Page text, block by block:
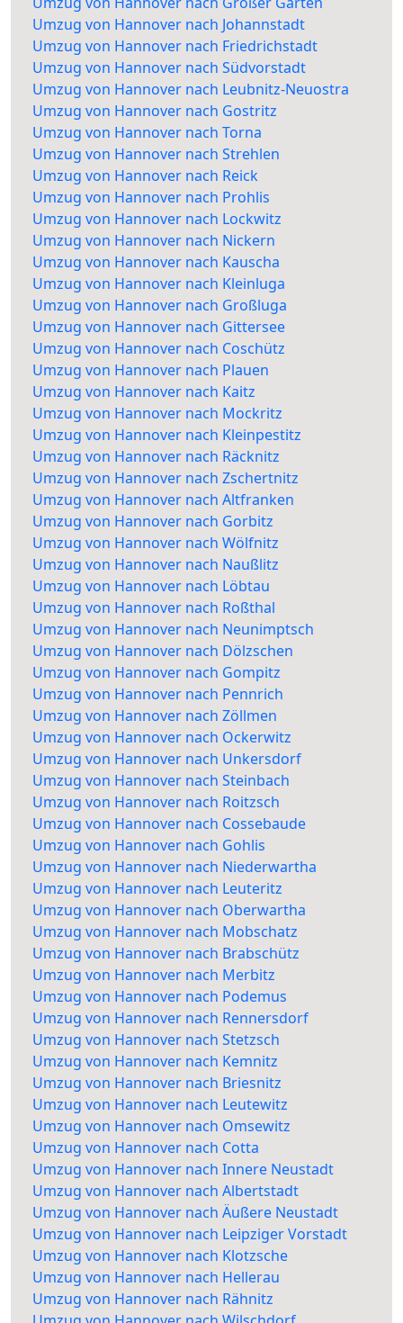
Umzug von Hannover nach Johannstadt
Umzug von Hannover nach Friedrichstadt
Umzug von Hannover nach Südvorstadt
Umzug von Hannover nach Leubnitz-Neuostra
Umzug von Hannover nach Gostritz
Umzug von Hannover nach Torna
Umzug von Hannover nach Strehlen
Umzug von Hannover nach Reick
Umzug von Hannover nach Prohlis
Umzug von Hannover nach Lockwitz
Umzug von Hannover nach Nickern
Umzug von Hannover nach Kauscha
Umzug von Hannover nach Kleinluga
Umzug von Hannover nach Großluga
Umzug von Hannover nach Gittersee
Umzug von Hannover nach Coschütz
Umzug von Hannover nach Plauen
Umzug von Hannover nach Kaitz
Umzug von Hannover nach Mockritz
Umzug von Hannover nach Kleinpestitz
Umzug von Hannover nach Räcknitz
Umzug von Hannover nach Zschertnitz
Umzug von Hannover nach Altfranken
Umzug von Hannover nach Gorbitz
Umzug von Hannover nach Wölfnitz
Umzug von Hannover nach Naußlitz
Umzug von Hannover nach Löbtau
Umzug von Hannover nach Roßthal
Umzug von Hannover nach Neunimptsch
Umzug von Hannover nach Dölzschen
Umzug von Hannover nach Gompitz
Umzug von Hannover nach Pennrich
Umzug von Hannover nach Zöllmen
Umzug von Hannover nach Ockerwitz
Umzug von Hannover nach Unkersdorf
Umzug von Hannover nach Steinbach
Umzug von Hannover nach Roitzsch
Umzug von Hannover nach Cossebaude
Umzug von Hannover nach Gohlis
Umzug von Hannover nach Niederwartha
Umzug von Hannover nach Leuteritz
Umzug von Hannover nach Oberwartha
Umzug von Hannover nach Mobschatz
Umzug von Hannover nach Brabschütz
Umzug von Hannover nach Merbitz
Umzug von Hannover nach Podemus
Umzug von Hannover nach Rennersdorf
Umzug von Hannover nach Stetzsch
Umzug von Hannover nach Kemnitz
Umzug von Hannover nach Briesnitz
Umzug von Hannover nach Leutewitz
Umzug von Hannover nach Omsewitz
Umzug von Hannover nach Cotta
Umzug von Hannover nach Innere Neustadt
Umzug von Hannover nach Albertstadt
Umzug von Hannover nach Äußere Neustadt
Umzug von Hannover nach Leipziger Vorstadt
Umzug von Hannover nach Klotzsche
Umzug von Hannover nach Hellerau
Umzug von Hannover nach Rähnitz